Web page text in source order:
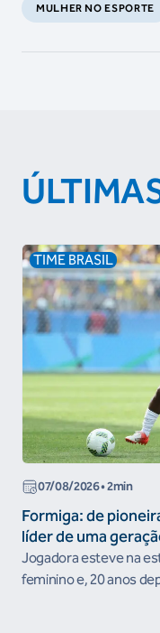
MULHER NO ESPORTE
TIME BRASIL
07/08/2026• 2min
Formiga: de
líder de uma
Jogadora esteve na
feminino e, 20 anos